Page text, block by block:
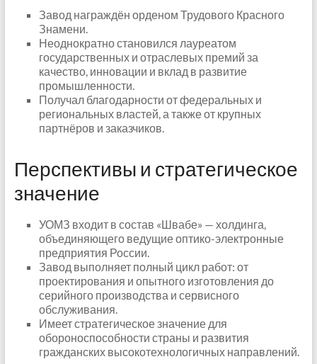
Завод награждён орденом Трудового Красного
Знамени.
Неоднократно становился лауреатом
государственных и отраслевых премий за
качество, инновации и вклад в развитие
промышленности.
Получал благодарности от федеральных и
региональных властей, а также от крупных
партнёров и заказчиков.
Перспективы и стратегическое
значение
УОМЗ входит в состав «Швабе» — холдинга,
объединяющего ведущие оптико-электронные
предприятия России.
Завод выполняет полный цикл работ: от
проектирования и опытного изготовления до
серийного производства и сервисного
обслуживания.
Имеет стратегическое значение для
обороноспособности страны и развития
гражданских высокотехнологичных направлений.